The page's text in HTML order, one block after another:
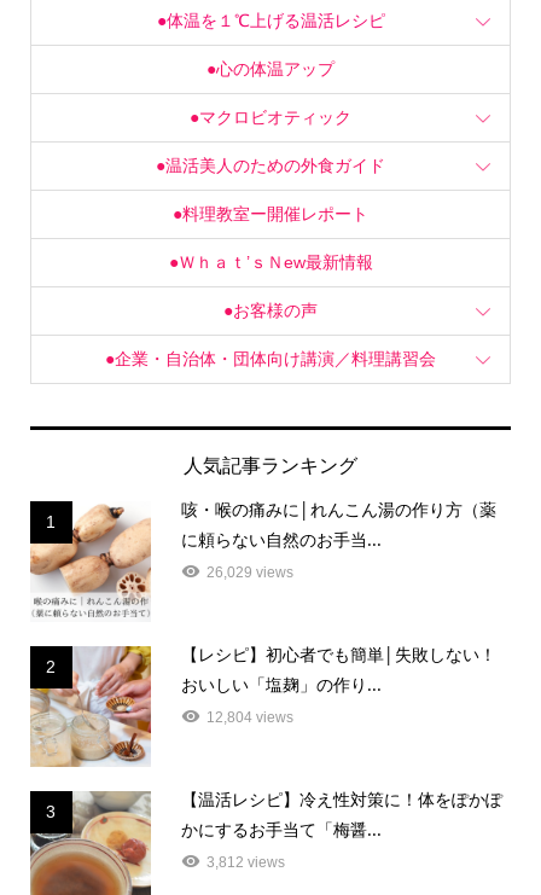
●体温を１℃上げる温活レシピ
●心の体温アップ
●マクロビオティック
●温活美人のための外食ガイド
●料理教室ー開催レポート
●Ｗｈａｔ’ｓＮew最新情報
●お客様の声
●企業・自治体・団体向け講演／料理講習会
人気記事ランキング
1
咳・喉の痛みに│れんこん湯の作り方（薬
に頼らない自然のお手当...
26,029 views
2
【レシピ】初心者でも簡単│失敗しない！
おいしい「塩麹」の作り...
12,804 views
3
【温活レシピ】冷え性対策に！体をぽかぽ
かにするお手当て「梅醤...
3,812 views